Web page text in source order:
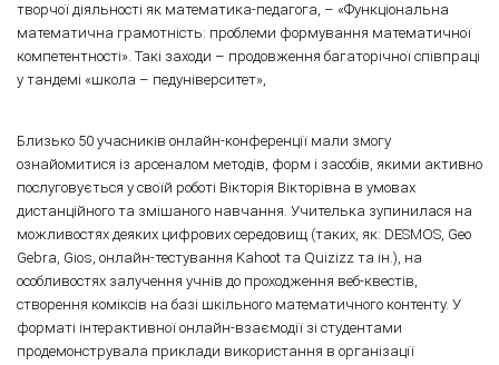
творчої діяльності як математика-педагога, – «Функціональна
математична грамотність: проблеми формування математичної
компетентності». Такі заходи – продовження багаторічної співпраці
у тандемі «школа – педуніверситет»,
Близько 50 учасників онлайн-конференції мали змогу
ознайомитися із арсеналом методів, форм і засобів, якими активно
послуговується у своїй роботі Вікторія Вікторівна в умовах
дистанційного та змішаного навчання. Учителька зупинилася на
можливостях деяких цифрових середовищ (таких, як: DESMOS, Geo
Gebra, Gios, онлайн-тестування Kahoot та Quizizz та ін.), на
особливостях залучення учнів до проходження веб-квестів,
створення коміксів на базі шкільного математичного контенту. У
форматі інтерактивної онлайн-взаємодії зі студентами
продемонструвала приклади використання в організації